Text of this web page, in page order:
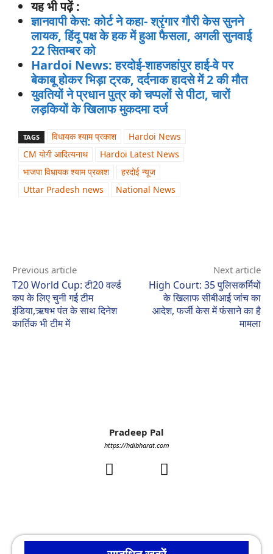
यह भी पढ़ें :
ज्ञानवापी केस: कोर्ट ने कहा- श्रृंगार गौरी केस सुनने
लायक, हिंदू पक्ष के हक में हुआ फैसला, अगली सुनवाई
22 सितम्बर को
Hardoi News: हरदोई-शाहजहांपुर हाई-वे पर
बेकाबू होकर भिड़ा ट्रक, दर्दनाक हादसे में 2 की मौत
युवतियों ने प्रधान पुत्र को चप्पलों से पीटा, चारों
लड़कियों के खिलाफ मुकदमा दर्ज
TAGS विधायक श्याम प्रकाश
Hardoi News
CM योगी आदित्यनाथ
Hardoi Latest News
भाजपा विधायक श्याम प्रकाश
हरदोई न्यूज
Uttar Pradesh news
National News
Previous article
T20 World Cup: टी20 वर्ल्ड
कप के लिए चुनी गई टीम
इंडिया,ऋषभ पंत के साथ दिनेश
कार्तिक भी टीम में
Next article
High Court: 35 पुलिसकर्मियों
के खिलाफ सीबीआई जांच का
आदेश, फर्जी केस में फंसाने का है
मामला
Pradeep Pal
https://hdibharat.com